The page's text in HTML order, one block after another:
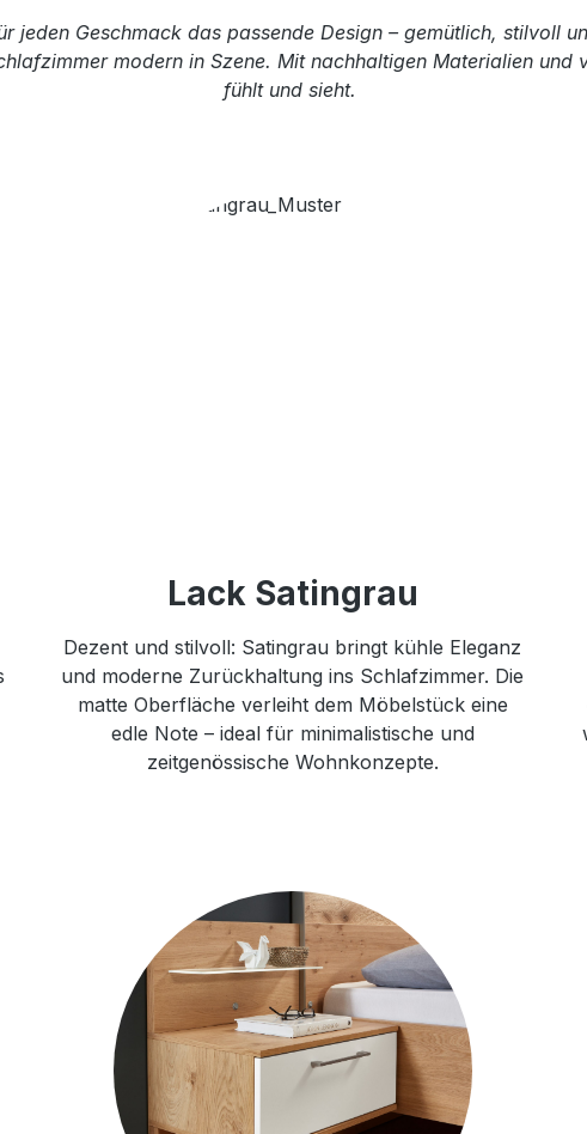
jeden Geschmack das passende Design – gemütlich, stilvoll
modern in Szene. Mit nachhaltigen Materialien
fühlt und sieht.
Lack Satingrau
Dezent und stilvoll: Satingrau bringt kühle Eleganz
und moderne Zurückhaltung ins Schlafzimmer. Die
matte Oberfläche verleiht dem Möbelstück eine
edle Note – ideal für minimalistische und
zeitgenössische Wohnkonzepte.